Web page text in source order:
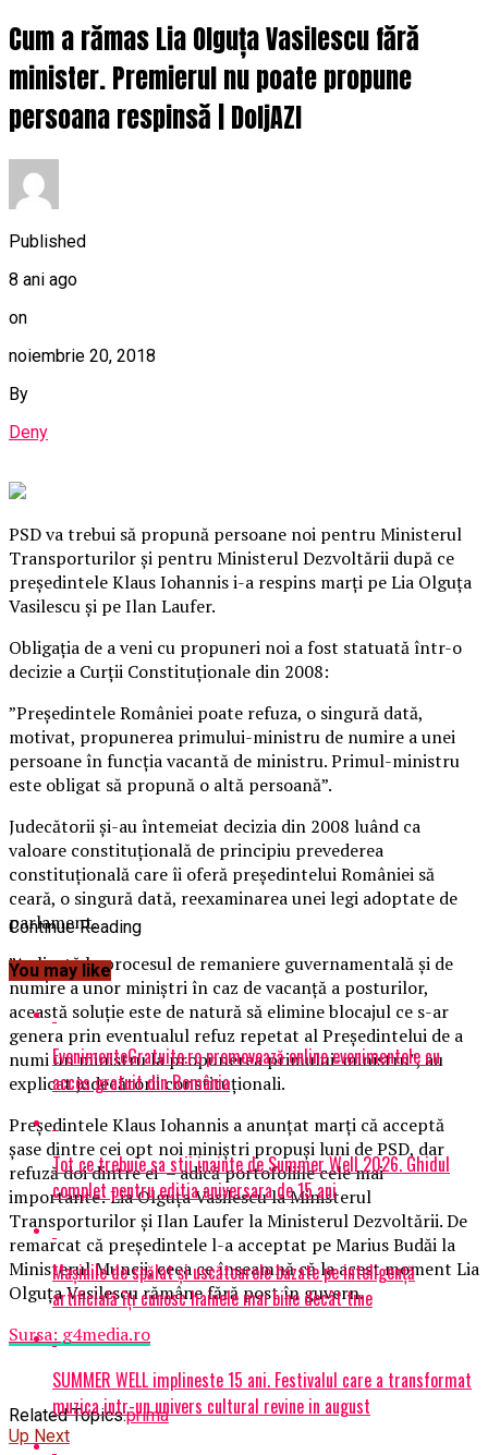
Cum a rămas Lia Olguța Vasilescu fără
minister. Premierul nu poate propune
persoana respinsă | DoljAZI
Published
8 ani ago
on
noiembrie 20, 2018
By
Deny
PSD va trebui să propună persoane noi pentru Ministerul
Transporturilor şi pentru Ministerul Dezvoltării după ce
preşedintele Klaus Iohannis i-a respins marţi pe Lia Olguţa
Vasilescu şi pe Ilan Laufer.
Obligaţia de a veni cu propuneri noi a fost statuată într-o
decizie a Curţii Constituţionale din 2008:
”Preşedintele României poate refuza, o singură dată,
motivat, propunerea primului-ministru de numire a unei
persoane în funcţia vacantă de ministru.Primul-ministru
este obligat să propună o altă persoană”.
Judecătorii şi-au întemeiat decizia din 2008 luând ca
valoare constituţională de principiu prevederea
constituţională care îi oferă preşedintelui României să
ceară, o singură dată, reexaminarea unei legi adoptate de
parlament.
”Aplicată la procesul de remaniere guvernamentală şi de
numire a unor miniştri în caz de vacanţă a posturilor,
această soluţie este de natură să elimine blocajul ce s-ar
genera prin eventualul refuz repetat al Preşedintelui de a
numi un ministru la propunerea primului-ministru”, au
explicat judecătorii constituţionali.
Preşedintele Klaus Iohannis a anunţat marţi că acceptă
şase dintre cei opt noi miniştri propuşi luni de PSD, dar
refuză doi dintre ei – adică portofoliile cele mai
importante: Lia Olguţa Vasilescu la Ministerul
Transporturilor şi Ilan Laufer la Ministerul Dezvoltării. De
remarcat că preşedintele l-a acceptat pe Marius Budăi la
Ministerul Muncii, ceea ce înseamnă că la acest moment Lia
Olguţa Vasilescu rămâne fără post în guvern.
Sursa: g4media.ro
Related Topics:prima
Up Next
Continue Reading
You may like
EvenimenteGratuite.ro promovează online evenimentele cu
acces gratuit din România
Tot ce trebuie sa stii inainte de Summer Well 2026. Ghidul
complet pentru editia aniversara de 15 ani
Mașinile de spălat și uscătoarele bazate pe inteligență
artificială îți cunosc hainele mai bine decât tine
SUMMER WELL implineste 15 ani. Festivalul care a transformat
muzica intr-un univers cultural revine in august